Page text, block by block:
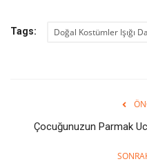
Tags: Doğal Kostümler Işığı
Çocuğunuzun Parmak